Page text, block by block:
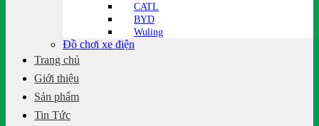
CATL
BYD
Wuling
Đồ chơi xe điện
Trang chủ
Giới thiệu
Sản phẩm
Tin Tức